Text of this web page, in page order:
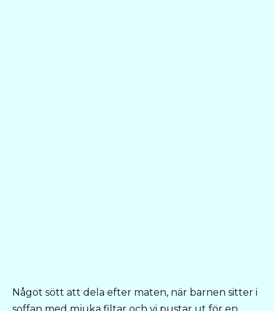
Något sött att dela efter maten, när barnen sitter i